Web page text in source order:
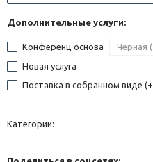
Дополнительные услуги:
Конференц основа
Новая услуга
Поставка в собранном виде (+
Категории: